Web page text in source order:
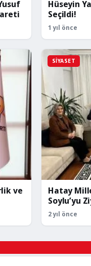
Hüseyin
Seçildi!
1 yıl önce
ve
SIYASET
Hatay
Soylu’yu
2 yıl önce